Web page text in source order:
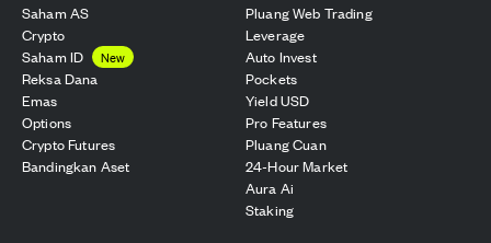
Saham AS
Crypto
Saham ID
New
Reksa Dana
Emas
Options
Crypto Futures
Bandingkan Aset
Pluang Web Trading
Leverage
Auto Invest
Pockets
Yield USD
Pro Features
Pluang Cuan
24-Hour Market
Aura Ai
Staking